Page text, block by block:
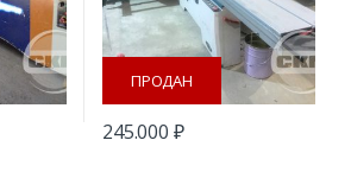
ПРОДАН
245.000 ₽